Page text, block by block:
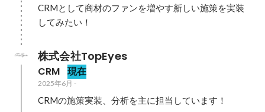
CRMとして商材のファンを増やす新しい施策を実装
してみたい！
株式会社TopEyes
CRM 現在
2025年6月 -
CRMの施策実装、分析を主に担当しています！